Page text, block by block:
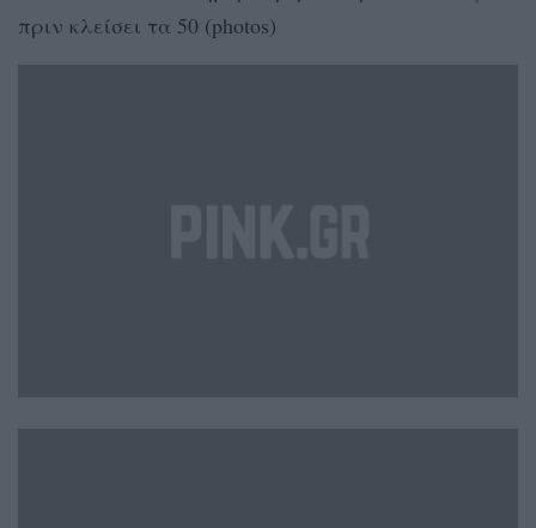
πριν κλείσει τα 50 (photos)